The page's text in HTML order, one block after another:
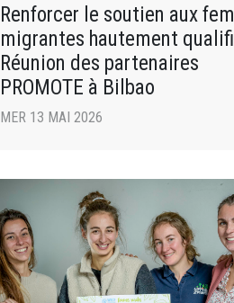
Renforcer le soutien aux
migrantes hautement
Réunion des partenaires
PROMOTE à Bilbao
MER 13 MAI 2026